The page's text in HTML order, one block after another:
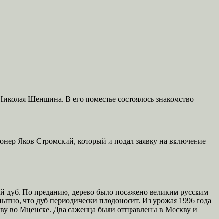
Шеншина. В его поместье состоялось знакомство
Яков Стромский, который и подал заявку на включение
дуб. По преданию, дерево было посажено великим русским
что дуб периодически плодоносит. Из урожая 1996 года
во Мценске. Два саженца были отправлены в Москву и